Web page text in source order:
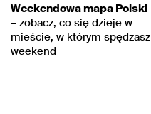
Weekendowa mapa Polski
– zobacz, co się dzieje w
mieście, w którym spędzasz
weekend